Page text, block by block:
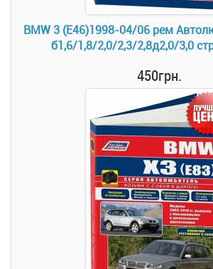
BMW 3 (Е46)1998-04/06 рем
б1,6/1,8/2,0/2,3/2,8д2,0/3,0
450грн.